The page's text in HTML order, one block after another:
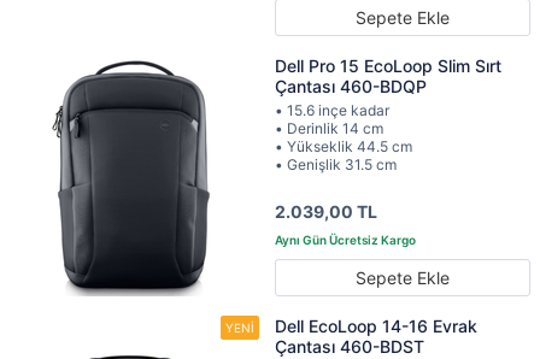
Sepete Ekle
Dell Pro 15 EcoLoop Slim Sırt
Çantası 460-BDQP
• 15.6 inçe kadar
• Derinlik 14 cm
• Yükseklik 44.5 cm
• Genişlik 31.5 cm
2.039,00 TL
Sepete Ekle
Dell EcoLoop 14-16 Evrak
Çantası 460-BDST